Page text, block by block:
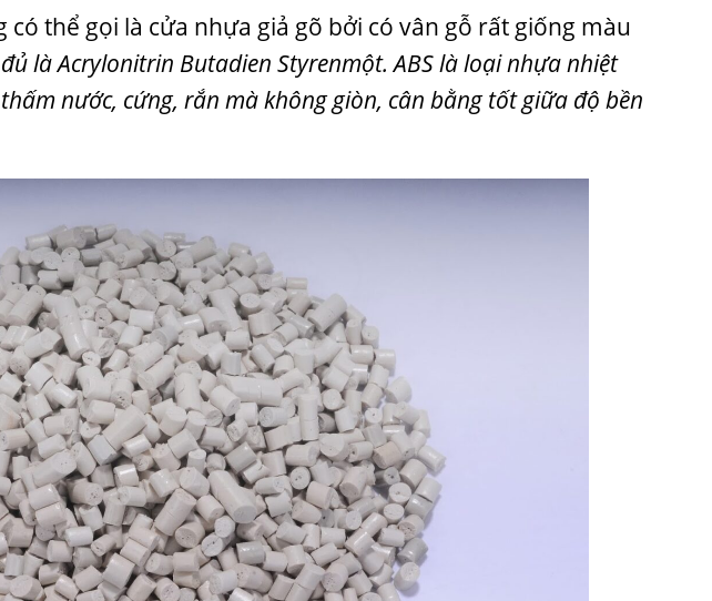
có thể gọi là cửa nhựa giả gõ bởi có vân gỗ rất giống màu
là Acrylonitrin Butadien Styrenmột. ABS là loại nhựa nhiệt
nước, cứng, rắn mà không giòn, cân bằng tốt giữa độ bền